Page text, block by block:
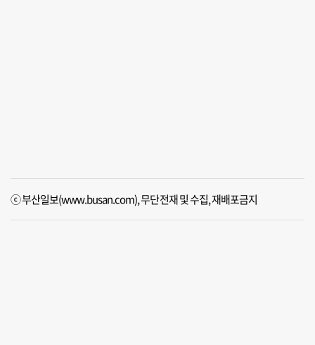
ⓒ 부산일보(www.busan.com), 무단전재 및 수집, 재배포금지